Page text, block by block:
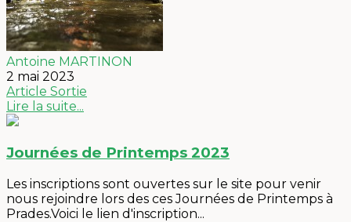
Antoine MARTINON
2 mai 2023
Article Sortie
Lire la suite...
Journées de Printemps 2023
Les inscriptions sont ouvertes sur le site pour venir
nous rejoindre lors des ces Journées de Printemps à
Prades.Voici le lien d'inscription...